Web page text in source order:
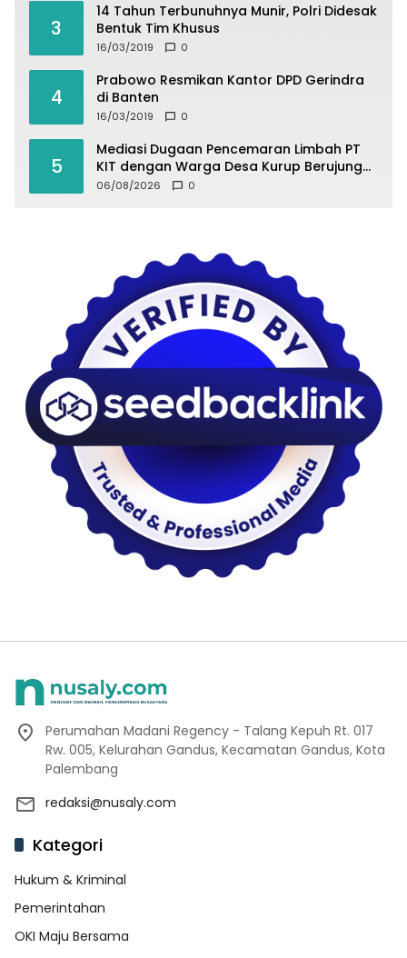
3
14 Tahun Terbunuhnya Munir, Polri Didesak
Bentuk Tim Khusus
16/03/2019 0
4
Prabowo Resmikan Kantor DPD Gerindra
di Banten
16/03/2019 0
5
Mediasi Dugaan Pencemaran Limbah PT
KIT dengan Warga Desa Kurup Berujung
Buntu
06/08/2026 0
Perumahan Madani Regency - Talang Kepuh Rt. 017
Rw. 005, Kelurahan Gandus, Kecamatan Gandus, Kota
Palembang
redaksi@nusaly.com
Kategori
Hukum & Kriminal
Pemerintahan
OKI Maju Bersama